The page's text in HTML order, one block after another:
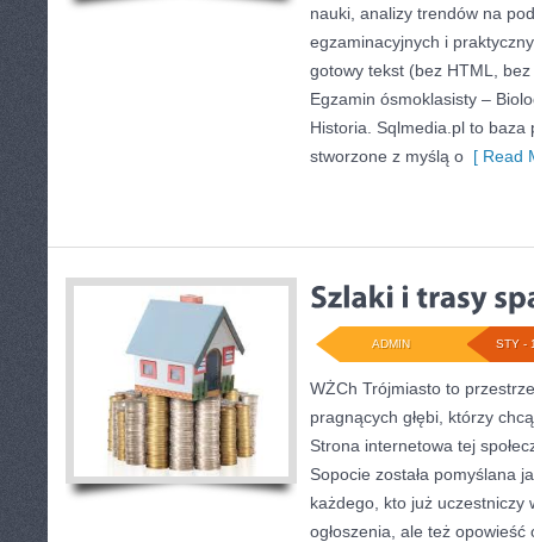
nauki, analizy trendów na
egzaminacyjnych i
gotowy tekst (bez HTML,
Egzamin ósmoklasisty –
Historia. Sqlmedia.pl to
stworzone z myślą o [ Read
STY -
ADMIN
WŻCh Trójmiasto to
pragnących głębi, którzy
Strona internetowa tej
Sopocie została pomyślana
każdego, kto już uczestniczy
ogłoszenia, ale też